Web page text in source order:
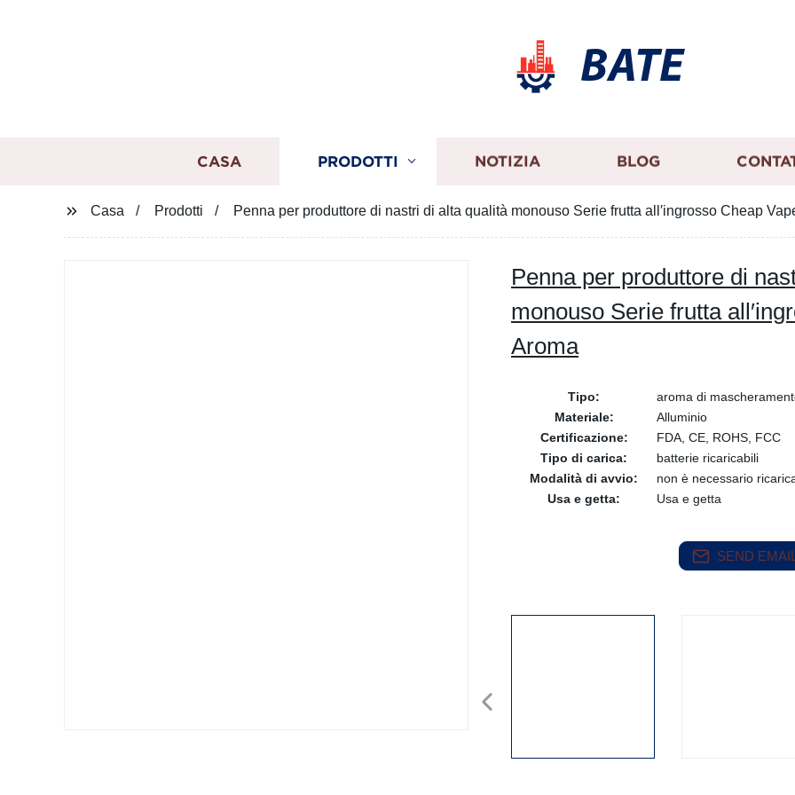
BATE
CASA PRODOTTI NOTIZIA BLOG
Casa Prodotti Penna per produttore di nastri di alta qualità monouso Serie frutta all′ingrosso Cheap
Penna per produttore di
monouso Serie frutta
Aroma
Tipo:
aroma di
Materiale:
Alluminio
Certificazione:
FDA, CE, ROHS, FCC
Tipo di carica:
batterie ricaricabili
Modalità di avvio:
non è necessario
Usa e getta:
Usa e getta
SEND